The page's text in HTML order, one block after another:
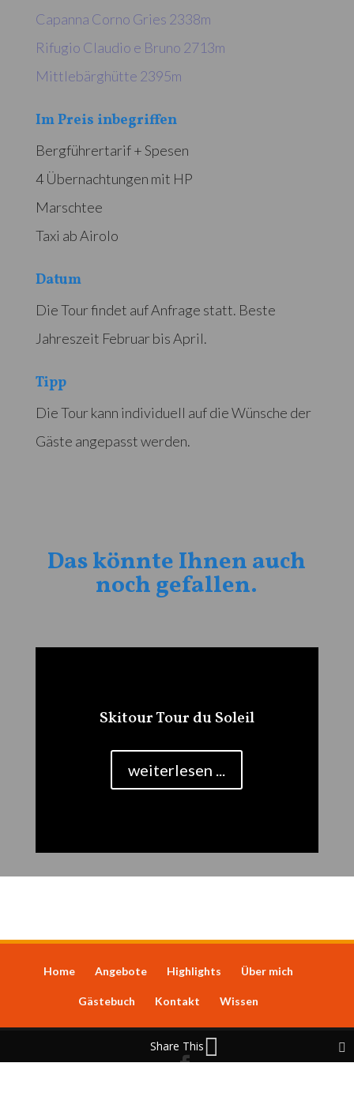
Capanna Corno Gries 2338m
Rifugio Claudio e Bruno 2713m
Mittlebärghütte 2395m
Im Preis inbegriffen
Bergführertarif + Spesen
4 Übernachtungen mit HP
Marschtee
Taxi ab Airolo
Datum
Die Tour findet auf Anfrage statt. Beste
Jahreszeit Februar bis April.
Tipp
Die Tour kann individuell auf die Wünsche der
Gäste angepasst werden.
Das könnte Ihnen auch
noch gefallen.
Skitour Tour du Soleil
weiterlesen ...
Home Angebote Highlights Über mich
Gästebuch Kontakt Wissen
Share This